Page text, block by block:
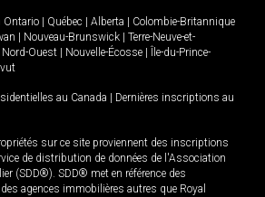
Ontario Québec Alberta
Colombie-Britannique
Nouveau-Brunswick
Terre-Neuve-et-
Ouest Nouvelle-Écosse
Île-du-Prince-
au Canada
Dernières inscriptions au
sur ce site proviennent des inscriptions
de distribution de données de l'Association
(SDD®). SDD® met en référence des
agences immobilières autres que Royal